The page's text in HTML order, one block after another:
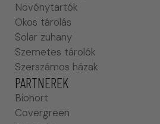
Növénytartók
Okos tárolás
Solar zuhany
Szemetes tárolók
Szerszámos házak
PARTNEREK
Biohort
Covergreen